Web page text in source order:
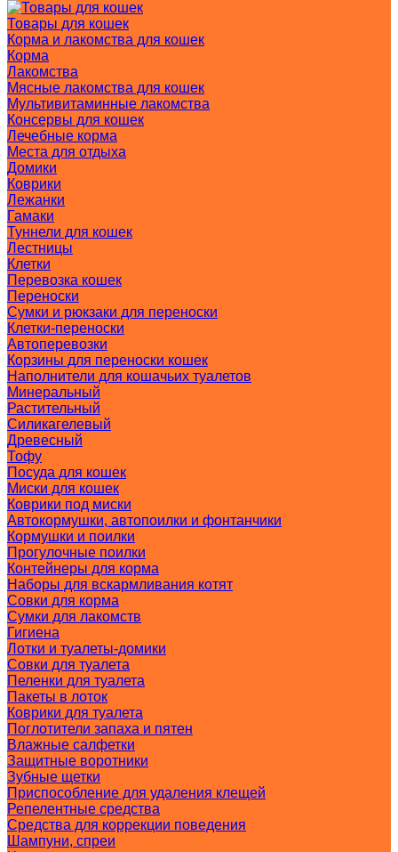
Товары для кошек
Корма и лакомства для кошек
Корма
Лакомства
Мясные лакомства для кошек
Мультивитаминные лакомства
Консервы для кошек
Лечебные корма
Места для отдыха
Домики
Коврики
Лежанки
Гамаки
Туннели для кошек
Лестницы
Клетки
Перевозка кошек
Переноски
Сумки и рюкзаки для переноски
Клетки-переноски
Автоперевозки
Корзины для переноски кошек
Наполнители для кошачьих туалетов
Минеральный
Растительный
Силикагелевый
Древесный
Тофу
Посуда для кошек
Миски для кошек
Коврики под миски
Автокормушки, автопоилки и фонтанчики
Кормушки и поилки
Прогулочные поилки
Контейнеры для корма
Наборы для вскармливания котят
Совки для корма
Сумки для лакомств
Гигиена
Лотки и туалеты-домики
Совки для туалета
Пеленки для туалета
Пакеты в лоток
Коврики для туалета
Поглотители запаха и пятен
Влажные салфетки
Защитные воротники
Зубные щетки
Приспособление для удаления клещей
Репелентные средства
Средства для коррекции поведения
Шампуни, спреи